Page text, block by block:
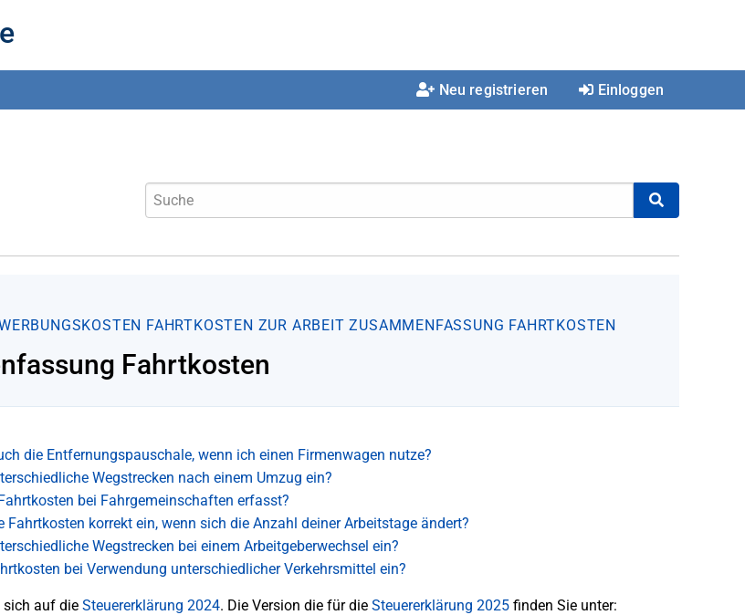
Neu registrieren Einloggen
FAHRTKOSTEN ZUR ARBEIT ZUSAMMENFASSUNG FAHRTKOSTEN
Fahrtkosten
die Entfernungspauschale, wenn ich einen Firmenwagen nutze?
Wegstrecken nach einem Umzug ein?
bei Fahrgemeinschaften erfasst?
Fahrtkosten korrekt ein, wenn sich die Anzahl deiner Arbeitstage ändert?
Wegstrecken bei einem Arbeitgeberwechsel ein?
bei Verwendung unterschiedlicher Verkehrsmittel ein?
sich auf die Steuererklärung 2024. Die Version die für die Steuererklärung 2025finden Sie unter: